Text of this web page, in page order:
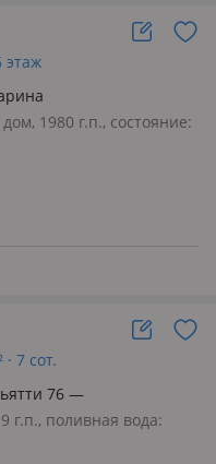
этаж
1980 г.п., состояние:
7 сот.
76 —
шоссе
г.п., поливная вода: